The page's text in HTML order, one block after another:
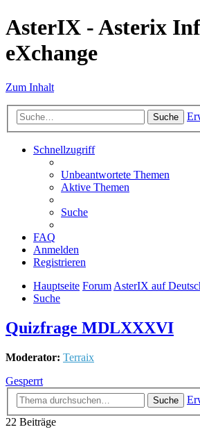
AsterIX - Asterix
eXchange
Zum Inhalt
Suche
Schnellzugriff
Unbeantwortete Themen
Aktive Themen
Suche
FAQ
Anmelden
Registrieren
Hauptseite ForumAsterIX auf
Suche
Quizfrage MDLXXXVI
Moderator: Terraix
Gesperrt
Suche
22 Beiträge